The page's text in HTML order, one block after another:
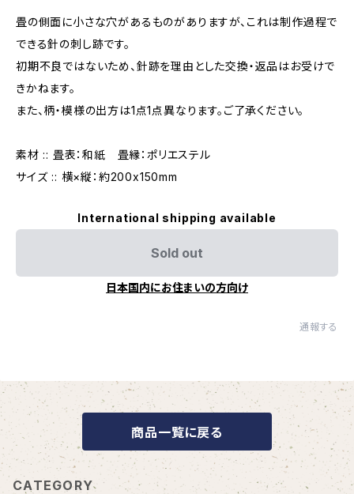
畳の側面に小さな穴があるものがありますが、これは制作過程で
できる針の刺し跡です。
初期不良ではないため、針跡を理由とした交換・返品はお受けで
きかねます。
また、柄・模様の出方は1点1点異なります。ご了承ください。
素材 :: 畳表：和紙 畳縁：ポリエステル
サイズ :: 横×縦：約200x150mm
International shipping available
Sold out
日本国内にお住まいの方向け
通報する
商品一覧に戻る
CATEGORY